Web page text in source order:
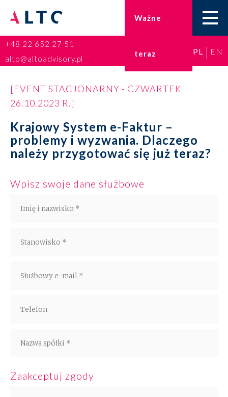
Ważne
teraz
Doradztwo podatkowe
Księgowość
Kadry i płace
Broker ubezpieczeniowy
Baza wiedzy
+48 22 652 27 51
alto@altoadvisory.pl
PL EN
[EVENT STACJONARNY - CZWARTEK
26.10.2023 R.]
Krajowy System e-Faktur –
problemy i wyzwania. Dlaczego
należy przygotować się już teraz?
Wpisz swoje dane służbowe
Zaakceptuj zgody